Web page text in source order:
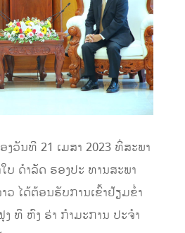
ວັນທີ 21 ເມສາ 2023 ທີ່ສະພາ
ບ ດໍາລັດ ຮອງປະ ທານສະພາ
ວ ໄດ້ຕ້ອນຮັບການເຂົ້າຢ້ຽມຂໍ່າ
ງ ທິ ຫົງ ຮ່າ ກໍາມະການ ປະຈໍາ